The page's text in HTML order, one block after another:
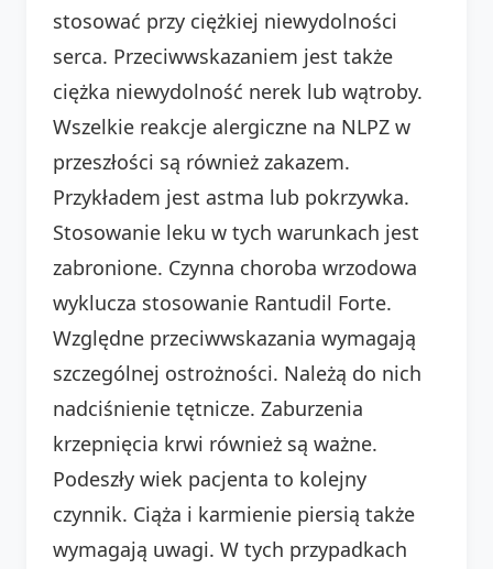
stosować przy ciężkiej niewydolności
serca. Przeciwwskazaniem jest także
ciężka niewydolność nerek lub wątroby.
Wszelkie reakcje alergiczne na NLPZ w
przeszłości są również zakazem.
Przykładem jest astma lub pokrzywka.
Stosowanie leku w tych warunkach jest
zabronione. Czynna choroba wrzodowa
wyklucza stosowanie Rantudil Forte.
Względne przeciwwskazania wymagają
szczególnej ostrożności. Należą do nich
nadciśnienie tętnicze. Zaburzenia
krzepnięcia krwi również są ważne.
Podeszły wiek pacjenta to kolejny
czynnik. Ciąża i karmienie piersią także
wymagają uwagi. W tych przypadkach